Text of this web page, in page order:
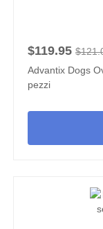
$119.95
Advantix Dogs
pezzi